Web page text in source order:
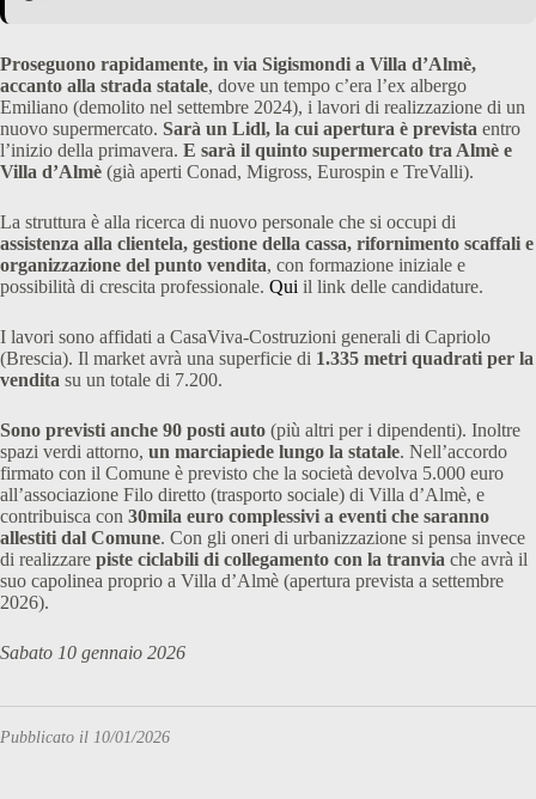
Proseguono rapidamente, in via Sigismondi a Villa d’Almè,
accanto alla strada statale, dove un tempo c’era l’ex albergo
Emiliano (demolito nel settembre 2024), i lavori di realizzazione di un
nuovo supermercato. Sarà un Lidl, la cui apertura è prevista entro
l’inizio della primavera. E sarà il quinto supermercato tra Almè e
Villa d’Almè (già aperti Conad, Migross, Eurospin e TreValli).
La struttura è alla ricerca di nuovo personale che si occupi di
assistenza alla clientela, gestione della cassa, rifornimento scaffali e
organizzazione del punto vendita, con formazione iniziale e
possibilità di crescita professionale. Qui il link delle candidature.
I lavori sono affidati a CasaViva-Costruzioni generali di Capriolo
(Brescia). Il market avrà una superficie di 1.335 metri quadrati per la
vendita su un totale di 7.200.
Sono previsti anche 90 posti auto (più altri per i dipendenti). Inoltre
spazi verdi attorno, un marciapiede lungo la statale. Nell’accordo
firmato con il Comune è previsto che la società devolva 5.000 euro
all’associazione Filo diretto (trasporto sociale) di Villa d’Almè, e
contribuisca con 30mila euro complessivi a eventi che saranno
allestiti dal Comune. Con gli oneri di urbanizzazione si pensa invece
di realizzare piste ciclabili di collegamento con la tranvia che avrà il
suo capolinea proprio a Villa d’Almè (apertura prevista a settembre
2026).
Sabato 10 gennaio 2026
Pubblicato il 10/01/2026